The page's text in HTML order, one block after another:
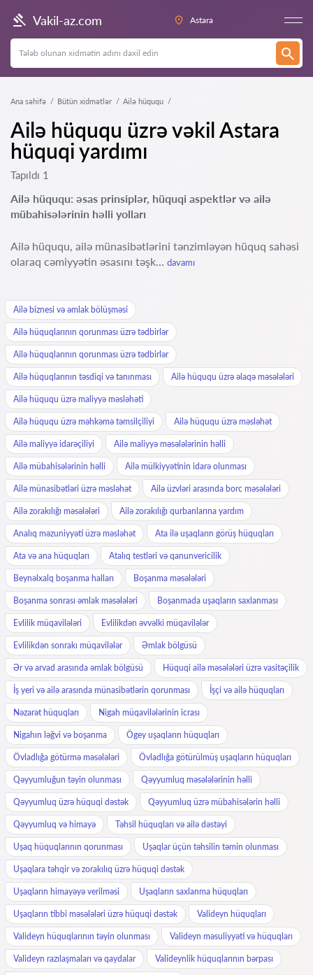
Vakil-az.com Astara
Ana səhifə Bütün xidmətlər Ailə hüququ
Ailə hüququ üzrə vəkil Astara
hüquqi yardımı
Tapıldı 1
Ailə hüququ: əsas prinsiplər, hüquqi aspektlər və ailə
mübahisələrinin həlli yolları
Ailə hüququ, ailə münasibətlərini tənzimləyən hüquq sahəsi
olaraq cəmiyyətin əsasını təşk... davamı
Ailə biznesi və əmlak bölüşməsi
Ailə hüquqlarının qorunması üzrə tədbirlər
Ailə hüquqlarının qorunması üzrə tədbirlər
Ailə hüquqlarının təsdiqi və tanınması Ailə hüququ üzrə əlaqə məsələləri
Ailə hüququ üzrə maliyyə məsləhəti
Ailə hüququ üzrə məhkəmə təmsilçiliyi Ailə hüququ üzrə məsləhət
Ailə maliyyə idarəçiliyi Ailə maliyyə məsələlərinin həlli
Ailə mübahisələrinin həlli Ailə mülkiyyətinin idarə olunması
Ailə münasibətləri üzrə məsləhət Ailə üzvləri arasında borc məsələləri
Ailə zorakılığı məsələləri Ailə zorakılığı qurbanlarına yardım
Analıq məzuniyyəti üzrə məsləhət Ata ilə uşaqların görüş hüquqları
Ata və ana hüquqları Atalıq testləri və qanunvericilik
Beynəlxalq boşanma halları Boşanma məsələləri
Boşanma sonrası əmlak məsələləri Boşanmada uşaqların saxlanması
Evlilik müqavilələri Evlilikdən əvvəlki müqavilələr
Evlilikdən sonrakı müqavilələr Əmlak bölgüsü
Ər və arvad arasında əmlak bölgüsü Hüquqi ailə məsələləri üzrə vasitəçilik
İş yeri və ailə arasında münasibətlərin qorunması İşçi və ailə hüquqları
Nəzarət hüquqları Nigah müqavilələrinin icrası
Nigahın ləğvi və boşanma Ögey uşaqların hüquqları
Övladlığa götürmə məsələləri Övladlığa götürülmüş uşaqların hüquqları
Qəyyumluğun təyin olunması Qəyyumluq məsələlərinin həlli
Qəyyumluq üzrə hüquqi dəstək Qəyyumluq üzrə mübahisələrin həlli
Qəyyumluq və himayə Təhsil hüquqları və ailə dəstəyi
Uşaq hüquqlarının qorunması Uşaqlar üçün təhsilin təmin olunması
Uşaqlara təhqir və zorakılıq üzrə hüquqi dəstək
Uşaqların himayəyə verilməsi Uşaqların saxlanma hüquqları
Uşaqların tibbi məsələləri üzrə hüquqi dəstək Valideyn hüquqları
Valideyn hüquqlarının təyin olunması Valideyn məsuliyyəti və hüquqları
Valideyn razılaşmaları və qaydalar Valideynlik hüquqlarının bərpası